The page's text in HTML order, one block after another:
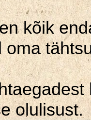
kõik
oma
olulisust.